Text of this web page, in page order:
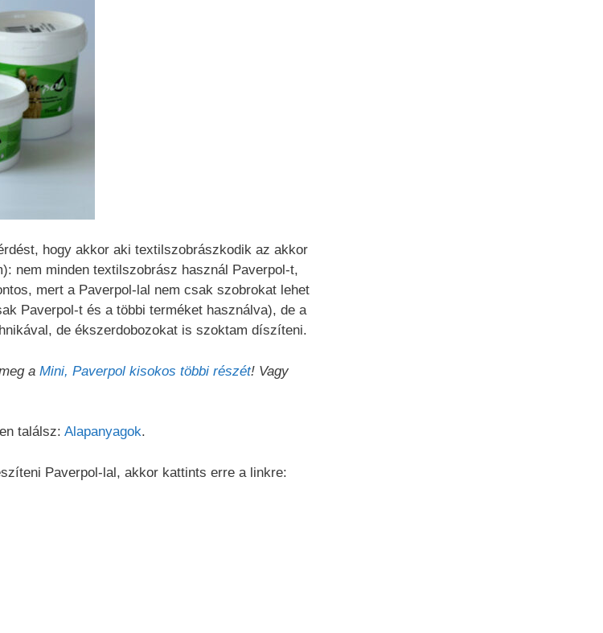
hogy akkor aki textilszobrászkodik az akkor
nem minden textilszobrász használ Paverpol-t,
mert a Paverpol-lal nem csak szobrokat lehet
Paverpol-t és a többi terméket használva), de a
de ékszerdobozokat is szoktam díszíteni.
a Mini, Paverpol kisokos többi részét! Vagy
találsz: Alapanyagok.
Paverpol-lal, akkor kattints erre a linkre: